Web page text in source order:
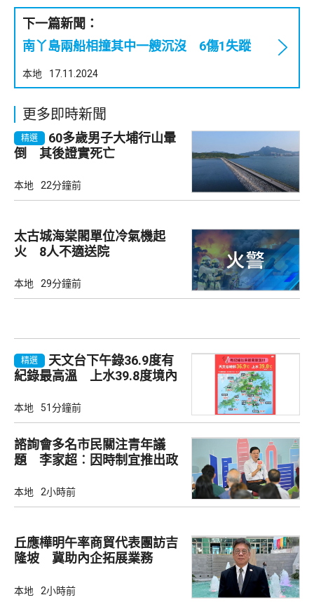
下一篇新聞：
南丫島兩船相撞其中一艘沉沒 6傷1失蹤
本地 17.11.2024
更多即時新聞
精選
60多歲男子大埔行山暈
倒 其後證實死亡
本地 22分鐘前
太古城海棠閣單位冷氣機起
火 8人不適送院
本地 29分鐘前
精選
天文台下午錄36.9度有
紀錄最高溫 上水39.8度境內
本地 51分鐘前
諮詢會多名市民關注青年議
題 李家超︰因時制宜推出政
本地 2小時前
丘應樺明午率商貿代表團訪吉
隆坡 冀助內企拓展業務
本地 2小時前